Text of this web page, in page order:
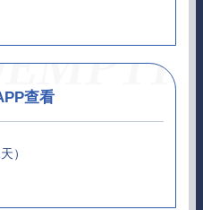
查看
）